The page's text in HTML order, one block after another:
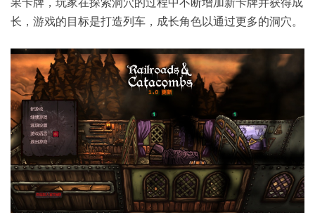
长，游戏的目标是打造列车，成长角色以通过更多的洞穴。